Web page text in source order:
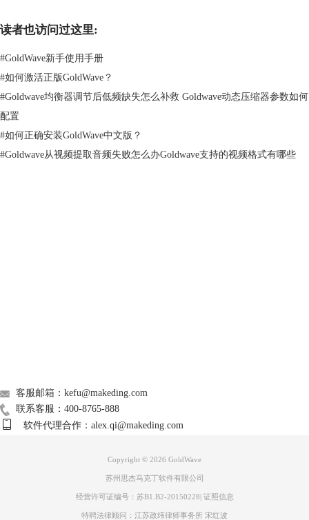
其中，“回声”可以设置你要创建的回声的数量，即你想产生几次回音 。
“延迟”用来调整每次回声之间的时间，单位为秒，延迟的时间越长，回声
反弹的时间就越长，就是设置回音与主音或两次回音之间的间隔。
“音量”是指回音的衰减量，以分贝为单位。
读者也访问过这里:
#GoldWave新手使用手册
#如何激活正版GoldWave？
#Goldwave均衡器调节后低频缺失怎么补救 Goldwave动态压缩器参数如何
配置
#如何正确安装GoldWave中文版？
#Goldwave从视频提取音频失败怎么办Goldwave支持的视频格式有哪些
客服邮箱：kefu@makeding.com
联系客服：400-8765-888
软件代理合作：alex.qi@makeding.com
Copyright © 2026 GoldWave
苏州思杰马克丁软件有限公司
经营许可证编号：苏B1.B2-20150228| 证照信息
特聘法律顾问：江苏政纬律师事务所 宋红波